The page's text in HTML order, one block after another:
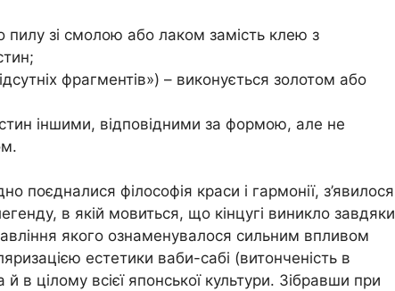
пилу зі смолою або лаком замість клею з
фрагментів») – виконується золотом або
іншими, відповідними за формою, але не
поєдналися філософія краси і гармонії, з’явилося
в якій мовиться, що кінцугі виникло завдяки
якого ознаменувалося сильним впливом
естетики ваби-сабі (витонченість в
в цілому всієї японської культури. Зібравши при